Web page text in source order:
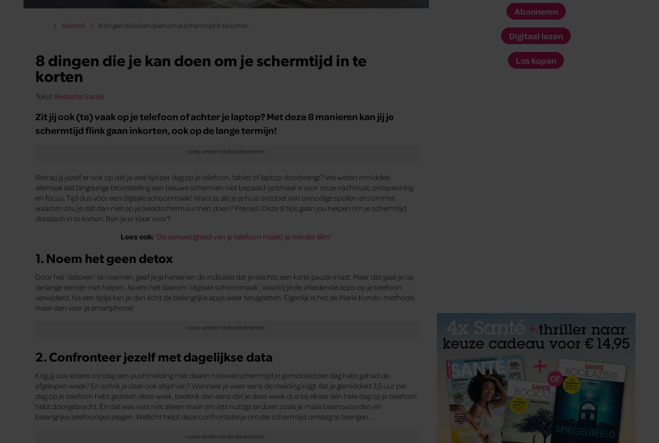
Gezond 8 dingen die je kan doen om je schermtijd in te korten
8 dingen die je kan doen om je schermtijd in te
korten
Tekst: Redactie Santé
Zit jij ook (te) vaak op je telefoon of achter je laptop? Met deze 8 manieren kan jij je
schermtijd flink gaan inkorten, ook op de lange termijn!
Betrap jij jezelf er ook op dat je veel tijd per dag op je telefoon, tablet of laptop doorbrengt? We weten inmiddels
allemaal dat langdurige blootstelling aan blauwe schermen niet bepaald optimaal is voor onze nachtrust, ontspanning
en focus. Tijd dus voor een digitale schoonmaak! Want ja, als je je huis ontdoet van onnodige spullen en rommel,
waarom zou je dat dan niet op je beeldscherm kunnen doen? Precies! Deze 8 tips gaan jou helpen om je schermtijd
drastisch in te korten. Ben je er klaar voor?
Lees ook: ‘De aanwezigheid van je telefoon maakt je minder slim’
1. Noem het geen detox
Door het ‘detoxen’ te noemen, geef je je hersenen de indicatie dat je slechts een korte pauze inlast. Maar dat gaat je op
de lange termijn niet helpen. Noem het daarom ‘digitale schoonmaak’, waarbij je de afleidende apps op je telefoon
verwijderd. Na een tijdje kan je dan écht de belangrijke apps weer terugzetten. Eigenlijk is het de Marie Kondo-methode,
maar dan voor je smartphone!
2. Confronteer jezelf met dagelijkse data
Krijg jij ook iedere zondag een pushmelding met daarin hoeveel schermtijd je gemiddeld per dag hebt gehad de
afgelopen week? En schrik je daar ook altijd van? Wanneer je weer eens de melding krijgt dat je gemiddeld 3,5 uur per
dag op je telefoon hebt gezeten deze week, bedenk dan eens dat je deze week dus bij elkaar één hele dag op je telefoon
hebt doorgebracht. En dat was vast niet alleen maar om iets nuttigs te doen zoals je mails beantwoorden en
belangrijke telefoontjes plegen. Wellicht helpt deze confrontatie je om die schermtijd omlaag te brengen…
Abonneren
Digitaal lezen
Los kopen